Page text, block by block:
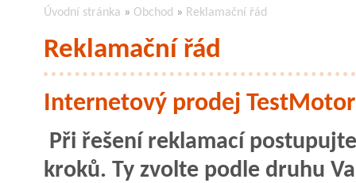
Úvodní stránka » Obchod » Reklamační řád
Reklamační řád
Internetový prodej
Při řešení reklamací
kroků. Ty zvolte podle druhu